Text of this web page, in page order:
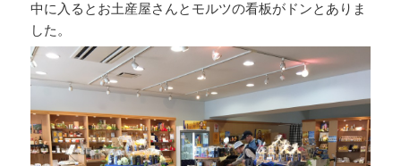
中に入るとお土産屋さんとモルツの看板がドンとありま
した。